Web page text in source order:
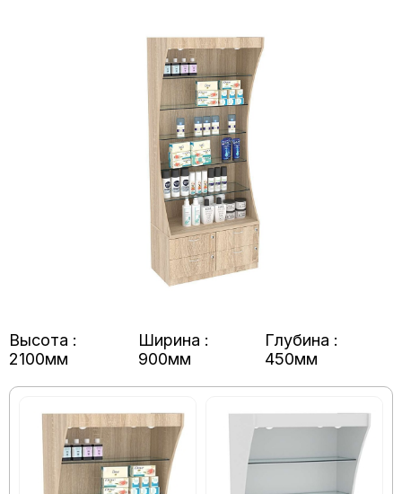
Высота :
2100мм
Ширина :
900мм
Глубина :
450мм